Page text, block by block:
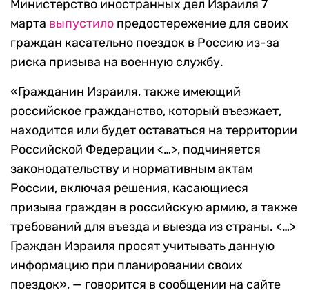
Министерство иностранных дел Израиля 7
марта выпустило предостережение для своих
граждан касательно поездок в Россию из-за
риска призыва на военную службу.
«Гражданин Израиля, также имеющий
российское гражданство, который въезжает,
находится или будет оставаться на территории
Российской Федерации <…>, подчиняется
законодательству и нормативным актам
России, включая решения, касающиеся
призыва граждан в российскую армию, а также
требований для въезда и выезда из страны. <…>
Граждан Израиля просят учитывать данную
информацию при планировании своих
поездок», — говорится в сообщении на сайте